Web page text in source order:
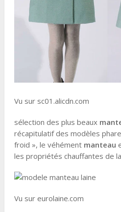
Vu sur sc01.alicdn.com
sélection des plus beaux
récapitulatif des modèles
froid », le véhément manteau
les propriétés chauffantes de
Vu sur eurolaine.com